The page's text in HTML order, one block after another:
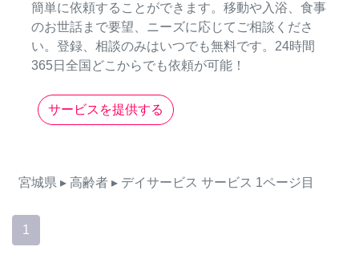
簡単に依頼することができます。移動や入浴、食事
のお世話まで要望、ニーズに応じてご相談くださ
い。登録、相談のみはいつでも無料です。24時間
365日全国どこからでも依頼が可能！
サービスを提供する
宮城県 ▸ 高齢者 ▸ デイサービス サービス 1ページ目
1